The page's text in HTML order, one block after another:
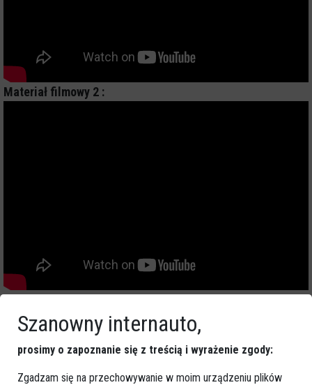
Materiał filmowy 2 :
Szanowny internauto,
prosimy o zapoznanie się z treścią i wyrażenie zgody:
Zgadzam się na przechowywanie w moim urządzeniu plików